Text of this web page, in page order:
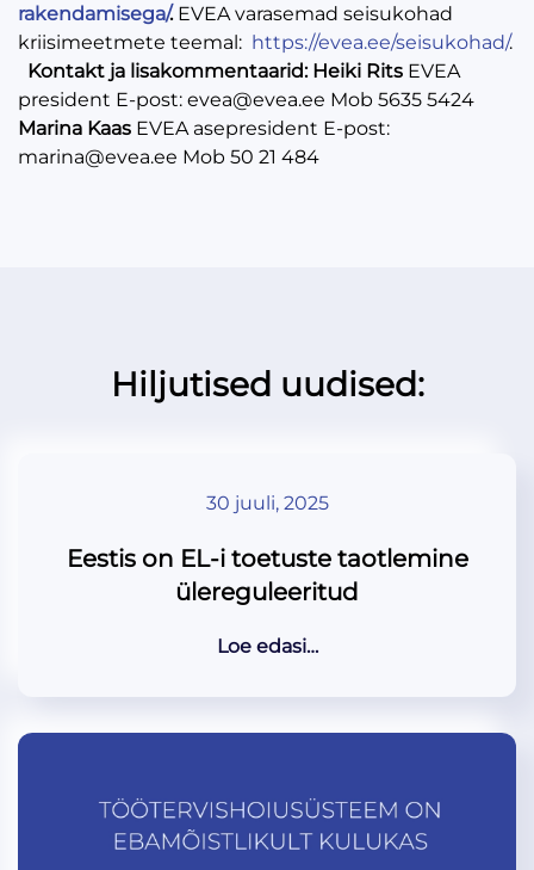
rakendamisega/. EVEA varasemad seisukohad
kriisimeetmete teemal: https://evea.ee/seisukohad/.
Kontakt ja lisakommentaarid: Heiki Rits EVEA
president E-post: evea@evea.ee Mob 5635 5424
Marina Kaas EVEA asepresident E-post:
marina@evea.ee Mob 50 21 484
Hiljutised uudised:
30 juuli, 2025
Eestis on EL-i toetuste taotlemine
ülereguleeritud
Loe edasi…